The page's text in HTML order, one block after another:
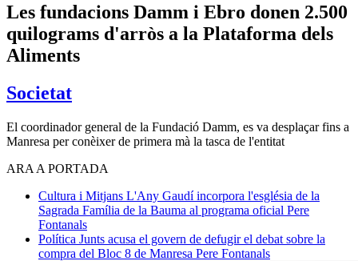
Les fundacions Damm i Ebro donen 2.500
quilograms d'arròs a la Plataforma dels
Aliments
Societat
El coordinador general de la Fundació Damm, es va desplaçar fins a
Manresa per conèixer de primera mà la tasca de l'entitat
ARA A PORTADA
Cultura i Mitjans L'Any Gaudí incorpora l'església de la
Sagrada Família de la Bauma al programa oficial Pere
Fontanals
Política Junts acusa el govern de defugir el debat sobre la
compra del Bloc 8 de Manresa Pere Fontanals